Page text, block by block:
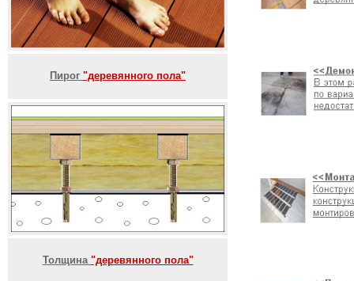
Пирог "деревянного пола"
Толщина "деревянного пола"